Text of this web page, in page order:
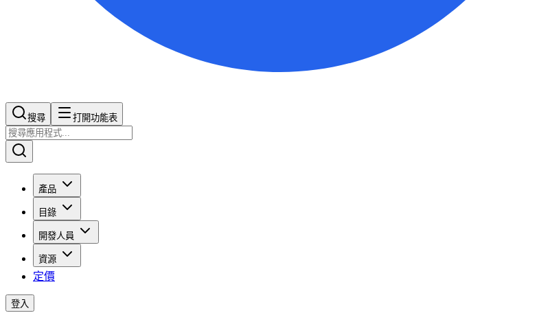
搜尋​​​​ 打開功能表
產品
目錄
開發人員
資源
定價
登入